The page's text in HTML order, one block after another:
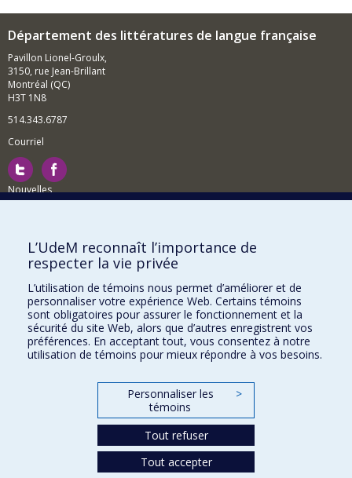
Département des littératures de langue française
Pavillon Lionel-Groulx,
3150, rue Jean-Brillant
Montréal (QC)
H3T 1N8
514.343.6787
Courriel
Nouvelles
Comment soutenir le Département?
BESOIN D'AIDE?
Plan du site
Signaler une erreur
Accessibilité
FACULTÉ DES ARTS ET DES SCIENCES
Nos départements et écoles
L’UdeM reconnaît l’importance de
respecter la vie privée
L’utilisation de témoins nous permet d’améliorer et de
personnaliser votre expérience Web. Certains témoins
sont obligatoires pour assurer le fonctionnement et la
sécurité du site Web, alors que d’autres enregistrent vos
préférences. En acceptant tout, vous consentez à notre
utilisation de témoins pour mieux répondre à vos besoins.
Personnaliser les
témoins
>
Tout refuser
Tout accepter